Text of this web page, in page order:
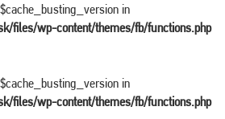
in
files/wp-content/themes/fb/functions.php
in
files/wp-content/themes/fb/functions.php